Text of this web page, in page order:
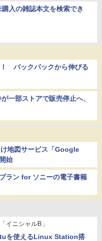
入の雑誌本文を検索でき
バックパックから伸びる
一部ストアで販売停止へ、
地図サービス「Google
始
ラン for ソニーの電子書籍
イニシャルB」
を使えるLinux Station搭